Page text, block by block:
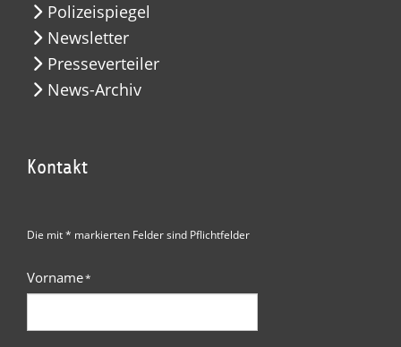
Polizeispiegel
Newsletter
Presseverteiler
News-Archiv
Kontakt
Die mit * markierten Felder sind Pflichtfelder
Vorname*